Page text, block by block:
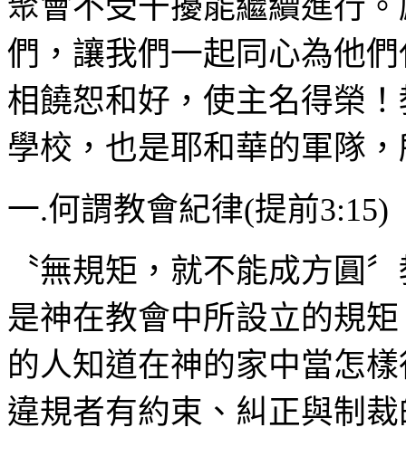
聚會不受干擾能繼續進行
們，讓我們一起同心為他
相饒恕和好，使主名得榮
學校，也是耶和華的軍隊
一.何謂教會紀律(提前3:15)
〝無規矩，就不能成方圓
是神在教會中所設立的規
的人知道在神的家中當怎
違規者有約束、糾正與制